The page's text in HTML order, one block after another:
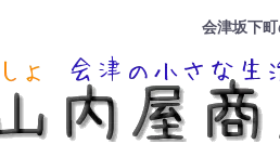
会津坂下